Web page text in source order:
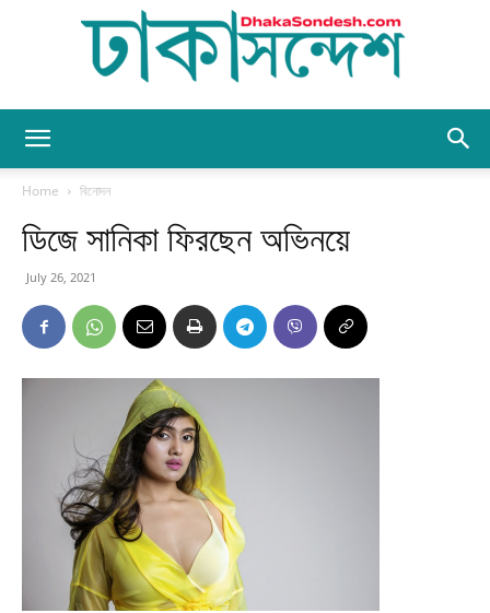
Sondesh
Home বিনোদন
ডিজে সানিকা ফিরছেন অভিনয়ে
July 26, 2021